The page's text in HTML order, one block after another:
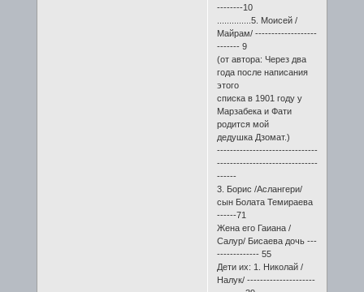
--------10
..............5. Моисей /
Майрам/ -------------------
------- 9
(от автора: Через два
года после написания
этого
списка в 1901 году у
Марзабека и Фати
родится мой
дедушка Дзомат.)
-------------------------------
-------------------------------
------
3. Борис /Аслангери/
сын Болата Темираева
------71
Жена его Гаиана /
Салур/ Бисаева дочь ---
------------- 55
Дети их: 1. Николай /
Налук/ ---------------------